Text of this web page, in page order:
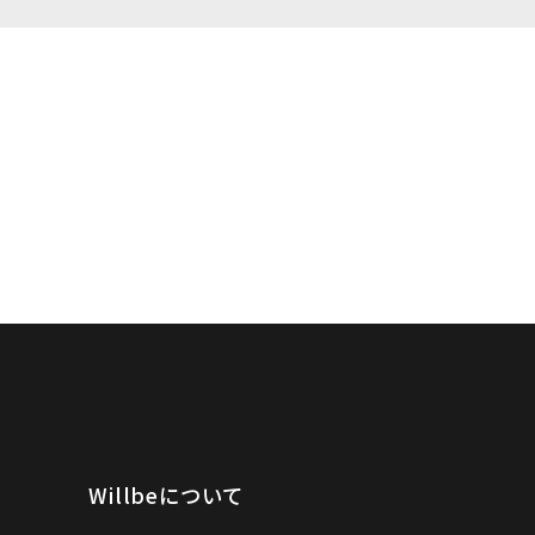
Willbeについて